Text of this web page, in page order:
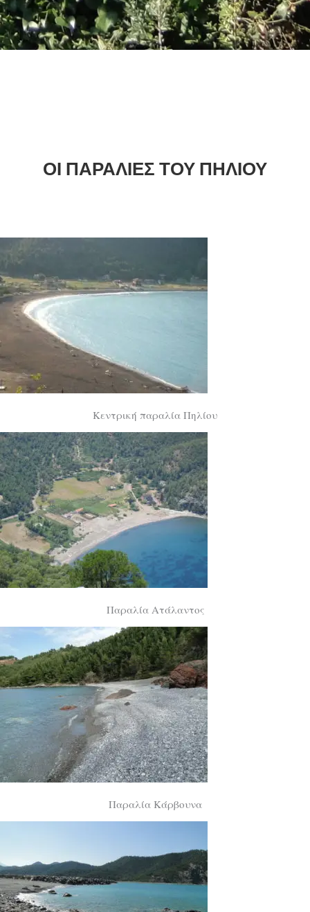
ΟΙ ΠΑΡΑΛΙΕΣ ΤΟΥ ΠΗΛΙΟΥ
Κεντρική παραλία Πηλίου
Παραλία Ατάλαντος
Παραλία Κάρβουνα